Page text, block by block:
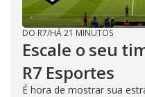
DO R7/HÁ 21 MINUTOS
Escale o seu
R7 Esportes
É hora de mostrar sua